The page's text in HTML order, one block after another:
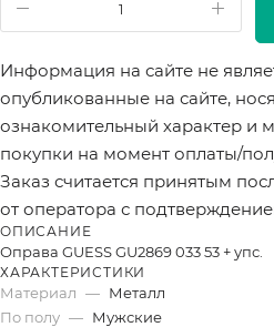
Информация на сайте не
опубликованные на сайте,
ознакомительный характер и
покупки на момент оплаты/
Заказ считается принятым
от оператора с
ОПИСАНИЕ
Оправа GUESS GU2869 033 53 + упс.
ХАРАКТЕРИСТИКИ
Материал — Металл
По полу — Мужские